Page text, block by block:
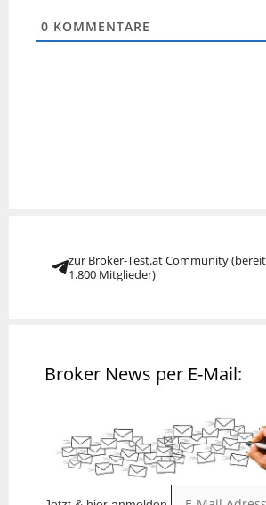
0 KOMMENTARE
zur Broker-Test.at Community
1.800 Mitglieder)
Broker News per E-Mail: